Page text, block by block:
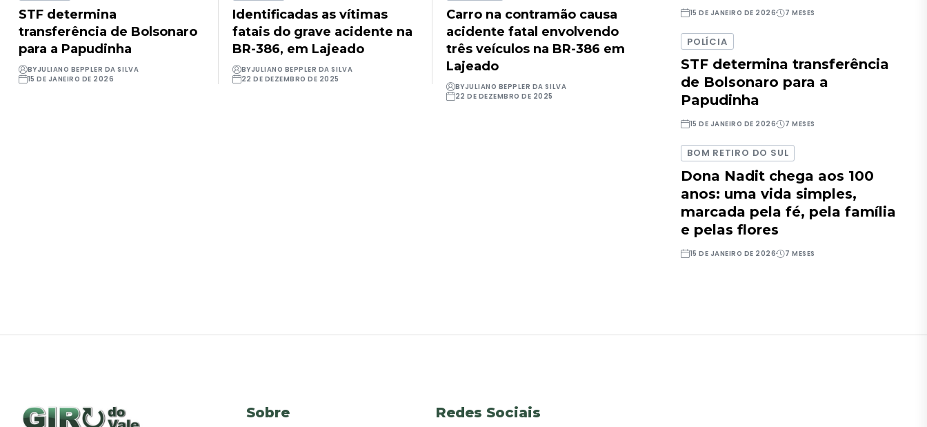
STF determina
transferência de Bolsonaro
para a Papudinha
BYJULIANO BEPPLER DA SILVA
15 DE JANEIRO DE 2026
Identificadas as vítimas
fatais do grave acidente na
BR-386, em Lajeado
BYJULIANO BEPPLER DA SILVA
22 DE DEZEMBRO DE 2025
Carro na contramão causa
acidente fatal envolvendo
três veículos na BR-386 em
Lajeado
BYJULIANO BEPPLER DA SILVA
22 DE DEZEMBRO DE 2025
15 DE JANEIRO DE 2026 7 MESES
POLÍCIA
STF determina transferência
de Bolsonaro para a
Papudinha
15 DE JANEIRO DE 2026 7 MESES
BOM RETIRO DO SUL
Dona Nadit chega aos 100
anos: uma vida simples,
marcada pela fé, pela família
e pelas flores
15 DE JANEIRO DE 2026 7 MESES
Sobre Redes Sociais